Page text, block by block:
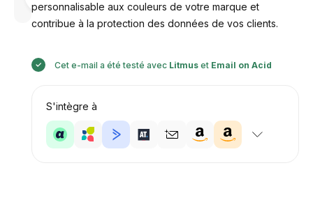
personnalisable aux couleurs de votre marque et
contribue à la protection des données de vos clients.
Cet e-mail a été testé avec Litmus et Email on Acid
S'intègre à